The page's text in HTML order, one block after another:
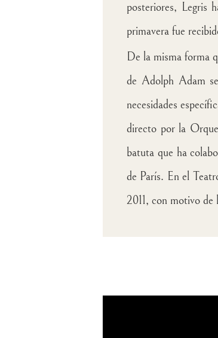
posteriores, Legris
primavera fue
De la misma forma
de Adolph Adam
necesidades
directo por la
batuta que ha
de París. En el
2011, con motivo